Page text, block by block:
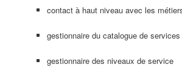
contact à haut niveau avec les
gestionnaire du catalogue de services
gestionnaire des niveaux de service